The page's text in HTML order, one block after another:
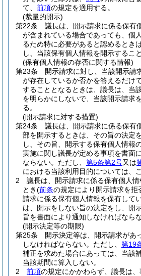
て、 前項の規定を適用する。
(裁量的開示)
第22条
議長は、開示請求に係る保有
が含まれている場合であっても、個
るため特に必要があると認めるとき
し、当該保有個人情報を開示するこ
(保有個人情報の存否に関する情報)
第23条
開示請求に対し、当該開示請
が存在しているか否かを答えるだけ
することとなるときは、議長は、当
を明らかにしないで、当該開示請求
る。
(開示請求に対する措置)
第24条
議長は、開示請求に係る保有
部を開示するときは、その旨の決定
し、その旨、開示する保有個人情報
実施に関し議長が定める事項を書面
ならない。 ただし、 第5条第2号又は
における当該利用目的については、
2
議長は、開示請求に係る保有個人
とき(前条の規定により開示請求を拒
請求に係る保有個人情報を保有して
は、開示をしない旨の決定をし、開
旨を書面により通知しなければならな
(開示決定等の期限)
第25条
開示決定等は、開示請求があ
しなければならない。 ただし、 第19
補正を求めた場合にあっては、当該
当該期間に算入しない。
2
前項の規定にかかわらず、議長は